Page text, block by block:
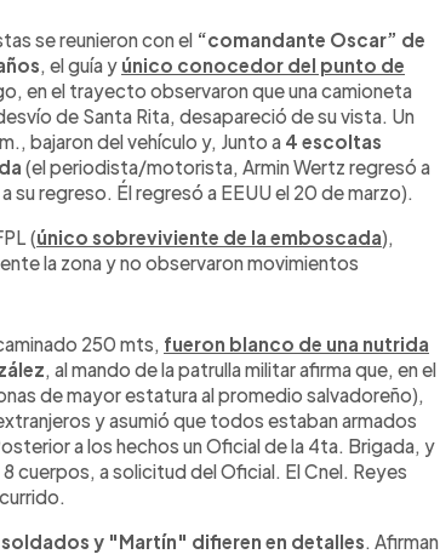
se reunieron con el “comandante Oscar” de
, el guía y único conocedor del punto de
en el trayecto observaron que una camioneta
de Santa Rita, desapareció de su vista. Un
bajaron del vehículo y, Junto a 4 escoltas
(el periodista/motorista, Armin Wertz regresó a
regreso. Él regresó a EEUU el 20 de marzo).
(único sobreviviente de la emboscada),
la zona y no observaron movimientos
250 mts, fueron blanco de una nutrida
, al mando de la patrulla militar afirma que, en el
de mayor estatura al promedio salvadoreño),
y asumió que todos estaban armados
a los hechos un Oficial de la 4ta. Brigada, y
cuerpos, a solicitud del Oficial. El Cnel. Reyes
y "Martín" difieren en detalles. Afirman